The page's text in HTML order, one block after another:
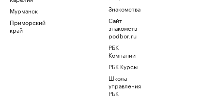
Мурманск
Приморский
край
Знакомства
Сайт
знакомств
podbor.ru
РБК
Компании
РБК Курсы
Школа
управления
РБК